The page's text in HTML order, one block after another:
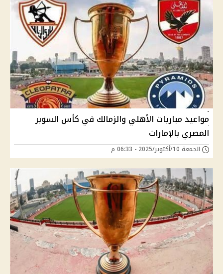
مواعيد مباريات الأهلي والزمالك في كأس السوبر
المصري بالإمارات
الجمعة 10/أكتوبر/2025 - 06:33 م